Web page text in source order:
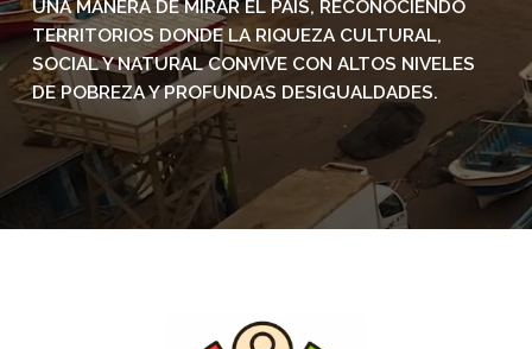
UNA MANERA DE MIRAR EL PAÍS, RECONOCIENDO
TERRITORIOS DONDE LA RIQUEZA CULTURAL,
SOCIAL Y NATURAL CONVIVE CON ALTOS NIVELES
DE POBREZA Y PROFUNDAS DESIGUALDADES.